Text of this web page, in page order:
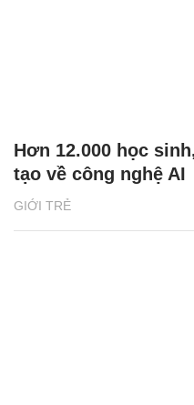
GIỚI TRẺ
Hơn 12.000 học
tạo về công nghệ AI